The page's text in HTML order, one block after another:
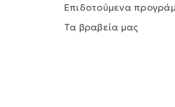
Επιδοτούμενα
Τα βραβεία μας